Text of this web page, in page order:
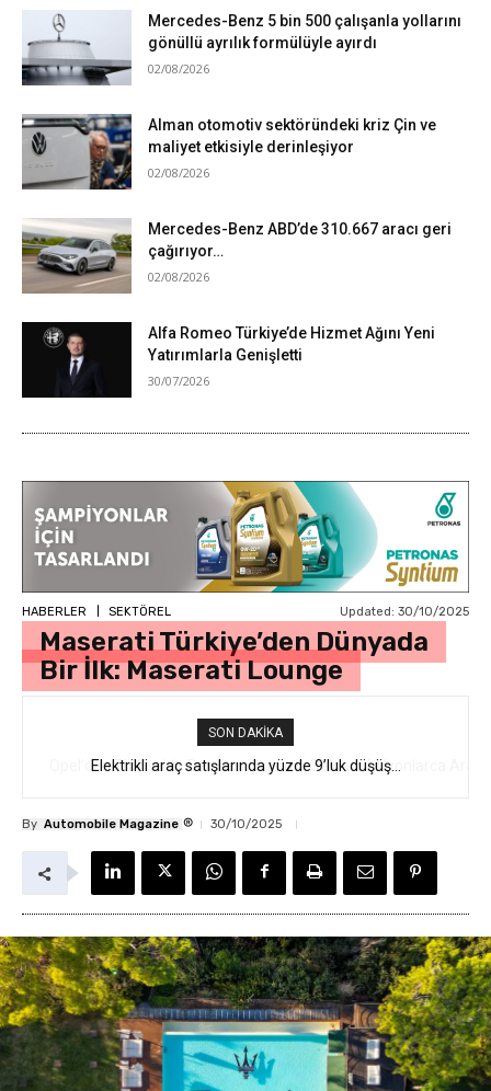
Mercedes-Benz 5 bin 500 çalışanla yollarını
gönüllü ayrılık formülüyle ayırdı
02/08/2026
Alman otomotiv sektöründeki kriz Çin ve
maliyet etkisiyle derinleşiyor
02/08/2026
Mercedes-Benz ABD’de 310.667 aracı geri
çağırıyor…
02/08/2026
Alfa Romeo Türkiye’de Hizmet Ağını Yeni
Yatırımlarla Genişletti
30/07/2026